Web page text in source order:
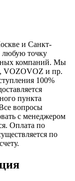
и Санкт-
любую точку
компаний. Мы
VOZOVOZ и пр.
100%
пункта
вопросы
с менеджером
Оплата по
по